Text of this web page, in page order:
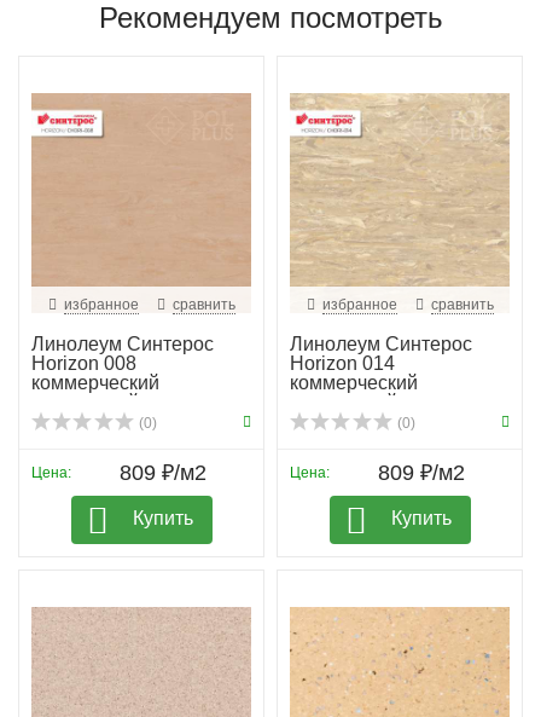
Рекомендуем посмотреть
избранное сравнить
Линолеум Синтерос
Horizon 008
коммерческий
гомогенный
(0)
Цена: 809 ₽/м2
Купить
избранное сравнить
Линолеум Синтерос
Horizon 014
коммерческий
гомогенный
(0)
Цена: 809 ₽/м2
Купить